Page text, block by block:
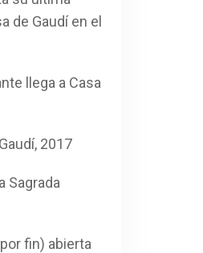
de Gaudí en el
llega a Casa
2017
Sagrada
fin) abierta